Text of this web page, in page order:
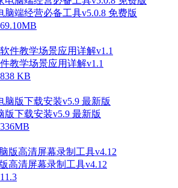
脑端经营必备工具v5.0.8 免费版
教学场景应用详解v1.1
KB
版下载安装v5.9 最新版
高清屏幕录制工具v4.12